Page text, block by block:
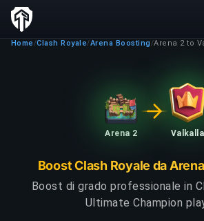
Home /Clash Royale/Arena Boosting /Arena 2 to
Arena 2 Valkalla
Boost Clash Royale da
Boost di grado professionale in
Ultimate Champion